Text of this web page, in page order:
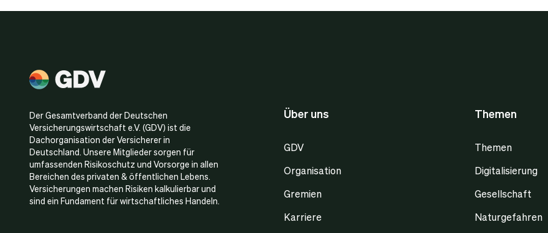
Der Gesamtverband der Deutschen
Versicherungswirtschaft e.V. (GDV) ist die
Dachorganisation der Versicherer in
Deutschland. Unsere Mitglieder sorgen für
umfassenden Risikoschutz und Vorsorge in allen
Bereichen des privaten & öffentlichen Lebens.
Versicherungen machen Risiken kalkulierbar und
sind ein Fundament für wirtschaftliches Handeln.
Über uns
GDV
Organisation
Gremien
Karriere
Themen
Themen
Digitalisierung
Gesellschaft
Naturgefahren